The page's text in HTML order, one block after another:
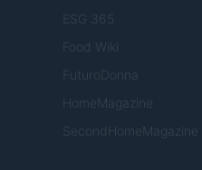
ESG 365
Food Wiki
FuturoDonna
HomeMagazine
SecondHomeMagazine